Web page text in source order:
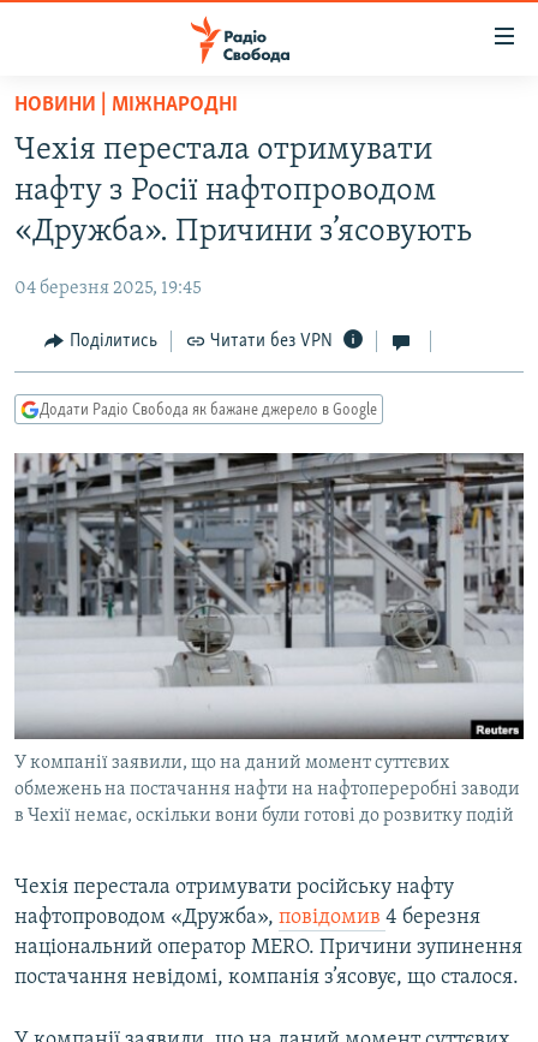
Перейти
основного
матеріалу
Перейти
до
основної
навігації
Перейти
до
пошуку
ВСЕ ЗА ДОБУ
СТАТТІ
ЕКОНОМІКА
СУСПІЛЬСТВО
УКРАЇНА
СВІТ
РОСІЙСЬКА «ФІЛЬТРАЦІЯ»
ДОНБАС.РЕАЛІЇ
ТИ ЯК?
СХЕМИ
КИТАЙ.ВИКЛИКИ
МУЛЬТИМЕДІА
ФОТО
КРИМ РЕАЛІЇ
РУС
КТАТ
ДОЛУЧАЙСЯ!
НОВИНИ | МІЖНАРОДНІ
Чехія перестала отримувати
нафту з Росії нафтопроводом
«Дружба». Причини з’ясовують
04 березня 2025, 19:45
Поділитись Читати без VPN
Додати Радіо Свобода як бажане джерело в Google
У компанії заявили, що на даний момент суттєвих
обмежень на постачання нафти на нафтопереробні заводи
в Чехії немає, оскільки вони були готові до розвитку подій
Чехія перестала отримувати російську нафту
нафтопроводом «Дружба», повідомив 4 березня
національний оператор MERO. Причини зупинення
постачання невідомі, компанія з’ясовує, що сталося.